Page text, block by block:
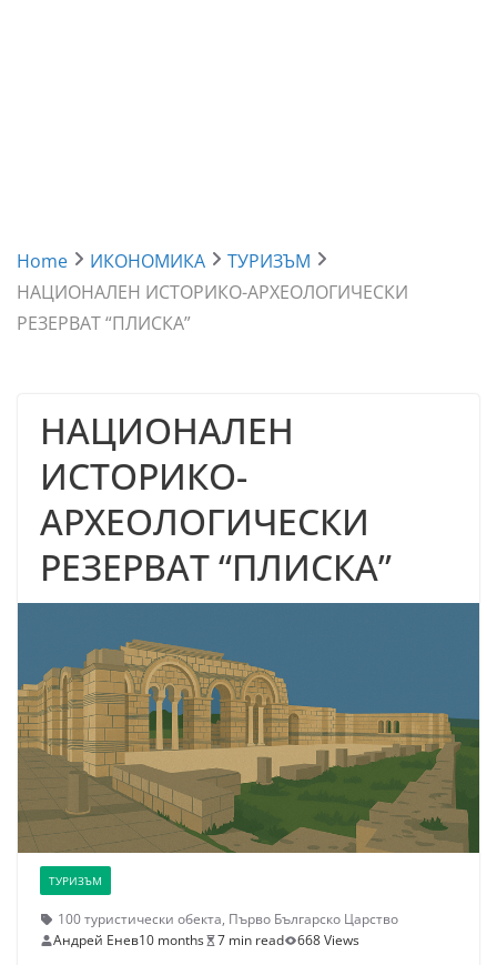
Home ИКОНОМИКА
ТУРИЗЪМ
НАЦИОНАЛЕН ИСТОРИКО-АРХЕОЛОГИЧЕСКИ
РЕЗЕРВАТ “ПЛИСКА”
НАЦИОНАЛЕН
ИСТОРИКО-
АРХЕОЛОГИЧЕСКИ
РЕЗЕРВАТ “ПЛИСКА”
ТУРИЗЪМ
100 туристически обекта, Първо Българско Царство
Андрей Енев10 months 7 min read 668 Views